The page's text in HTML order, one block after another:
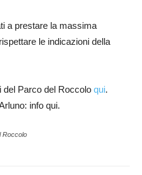
a prestare la massima
le indicazioni della
del Parco del Roccolo qui.
info qui.
Roccolo